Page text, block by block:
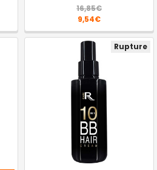
16,85€
9,54€
Rupture